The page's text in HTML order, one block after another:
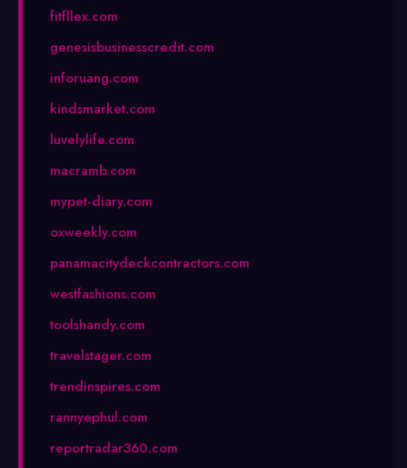
fitfllex.com
genesisbusinesscredit.com
inforuang.com
kindsmarket.com
luvelylife.com
macramb.com
mypet-diary.com
oxweekly.com
panamacitydeckcontractors.com
westfashions.com
toolshandy.com
travelstager.com
trendinspires.com
rannyephul.com
reportradar360.com